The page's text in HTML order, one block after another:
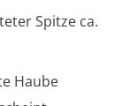
Spitze ca.
Haube